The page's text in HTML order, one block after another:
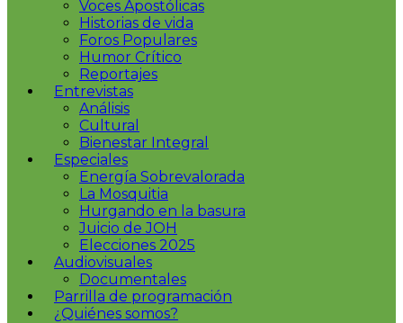
Voces Apostólicas
Historias de vida
Foros Populares
Humor Crítico
Reportajes
Entrevistas
Análisis
Cultural
Bienestar Integral
Especiales
Energía Sobrevalorada
La Mosquitia
Hurgando en la basura
Juicio de JOH
Elecciones 2025
Audiovisuales
Documentales
Parrilla de programación
¿Quiénes somos?